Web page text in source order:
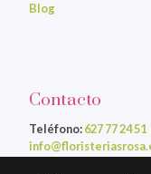
Blog
Contacto
Teléfono:627 77 24 51